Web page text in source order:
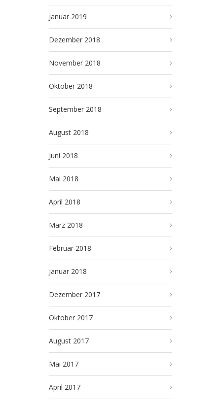
Januar 2019
Dezember 2018
November 2018
Oktober 2018
September 2018
August 2018
Juni 2018
Mai 2018
April 2018
März 2018
Februar 2018
Januar 2018
Dezember 2017
Oktober 2017
August 2017
Mai 2017
April 2017